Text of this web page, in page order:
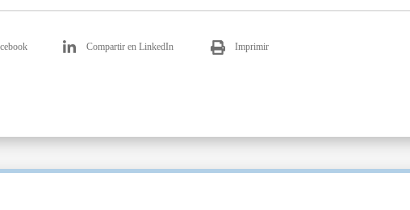
Compartir en LinkedIn Imprimir